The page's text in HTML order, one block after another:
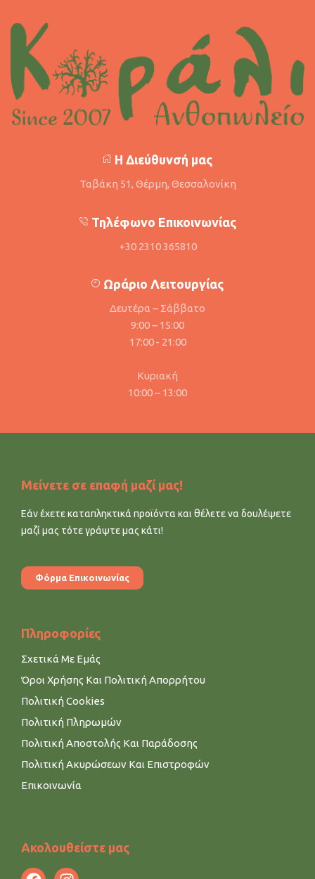
Η Διεύθυνσή μας
Ταβάκη 51, Θέρμη, Θεσσαλονίκη
Τηλέφωνο Επικοινωνίας
+30 2310 365810
Ωράριο Λειτουργίας
Δευτέρα – Σάββατο
9:00 – 15:00
17:00 - 21:00
Κυριακή
10:00 – 13:00
Μείνετε σε επαφή μαζί μας!
Εάν έχετε καταπληκτικά προϊόντα και θέλετε να δουλέψετε
μαζί μας τότε γράψτε μας κάτι!
Φόρμα Επικοινωνίας
Πληροφορίες
Σχετικά Με Εμάς
Όροι Χρήσης Και Πολιτική Απορρήτου
Πολιτική Cookies
Πολιτική Πληρωμών
Πολιτική Αποστολής Και Παράδοσης
Πολιτική Ακυρώσεων Και Επιστροφών
Επικοινωνία
Ακολουθείστε μας